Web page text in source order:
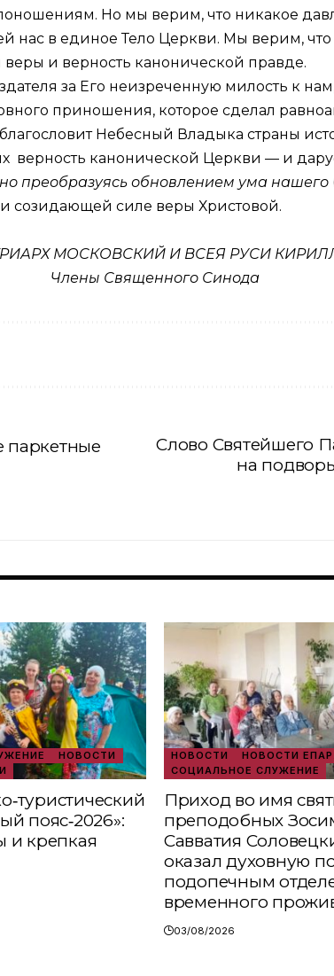
Но мы верим, что никакое
в единое Тело Церкви. Мы верим,
веры и верность канонической правде.
за Его неизреченную милость к
приношения, которое сделал
Небесный Владыка страны
верность канонической Церкви — и
преобразуясь обновлением ума нашего
созидающей силе веры Христовой.
МОСКОВСКИЙ И ВСЕЯ РУСИ
Члены Священного Синода
паркетные
Слово Святейшего
на
НОВОСТИ
пояс‑2026»:
и крепкая
НОВОСТИ
НОВОСТИ
СОЦИАЛЬНОЕ СЛУЖЕНИЕ
Приход во имя
преподобных
Савватия
оказал духовную
подопечным
временного
03/08/2026